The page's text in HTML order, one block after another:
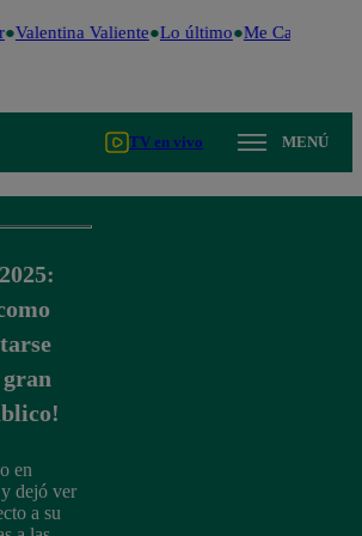
Valentina Valiente Lo último Me Caigo de
TV en vivo MENÚ
en
dejó ver
a su